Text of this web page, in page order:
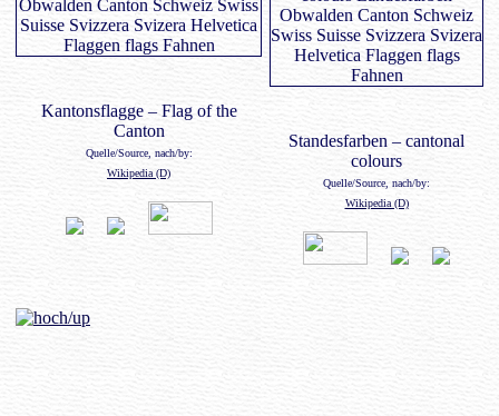
Kantonsflagge – Flag of the
Canton
Quelle/Source, nach/by:
Wikipedia (D)
Standesfarben – cantonal
colours
Quelle/Source, nach/by:
Wikipedia (D)